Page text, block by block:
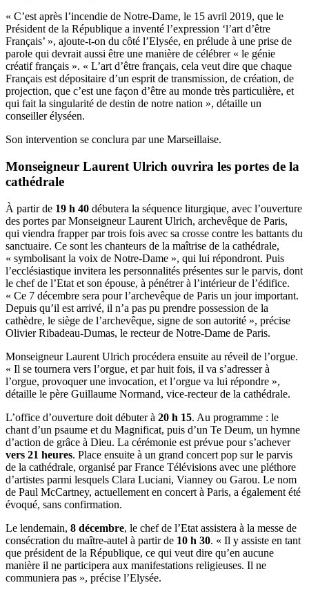
« C’est après l’incendie de Notre-Dame, le 15 avril 2019, que le
Président de la République a inventé l’expression ‘l’art d’être
Français’ », ajoute-t-on du côté l’Elysée, en prélude à une prise de
parole qui devrait aussi être une manière de célébrer « le génie
créatif français ». « L’art d’être français, cela veut dire que chaque
Français est dépositaire d’un esprit de transmission, de création, de
projection, que c’est une façon d’être au monde très particulière, et
qui fait la singularité de destin de notre nation », détaille un
conseiller élyséen.
Son intervention se conclura par une Marseillaise.
Monseigneur Laurent Ulrich ouvrira les portes de la
cathédrale
À partir de 19 h 40 débutera la séquence liturgique, avec l’ouverture
des portes par Monseigneur Laurent Ulrich, archevêque de Paris,
qui viendra frapper par trois fois avec sa crosse contre les battants du
sanctuaire. Ce sont les chanteurs de la maîtrise de la cathédrale,
« symbolisant la voix de Notre-Dame », qui lui répondront. Puis
l’ecclésiastique invitera les personnalités présentes sur le parvis, dont
le chef de l’Etat et son épouse, à pénétrer à l’intérieur de l’édifice.
« Ce 7 décembre sera pour l’archevêque de Paris un jour important.
Depuis qu’il est arrivé, il n’a pas pu prendre possession de la
cathèdre, le siège de l’archevêque, signe de son autorité », précise
Olivier Ribadeau-Dumas, le recteur de Notre-Dame de Paris.
Monseigneur Laurent Ulrich procédera ensuite au réveil de l’orgue.
« Il se tournera vers l’orgue, et par huit fois, il va s’adresser à
l’orgue, provoquer une invocation, et l’orgue va lui répondre »,
détaille le père Guillaume Normand, vice-recteur de la cathédrale.
L’office d’ouverture doit débuter à 20 h 15. Au programme : le
chant d’un psaume et du Magnificat, puis d’un Te Deum, un hymne
d’action de grâce à Dieu. La cérémonie est prévue pour s’achever
vers 21 heures. Place ensuite à un grand concert pop sur le parvis
de la cathédrale, organisé par France Télévisions avec une pléthore
d’artistes parmi lesquels Clara Luciani, Vianney ou Garou. Le nom
de Paul McCartney, actuellement en concert à Paris, a également été
évoqué, sans confirmation.
Le lendemain, 8 décembre, le chef de l’Etat assistera à la messe de
consécration du maître-autel à partir de 10 h 30. « Il y assiste en tant
que président de la République, ce qui veut dire qu’en aucune
manière il ne participera aux manifestations religieuses. Il ne
communiera pas », précise l’Elysée.